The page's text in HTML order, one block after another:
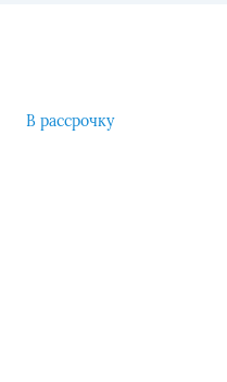
В рассрочку